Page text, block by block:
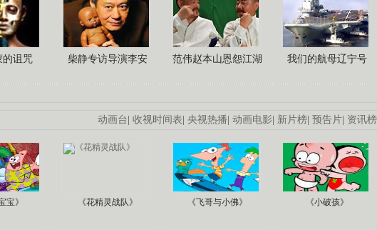
的诅咒 柴静专访导演李安 范伟赵本山恩怨江湖 我们的航母辽宁号
动画台 收视时间表 央视热播 动画电影 新片榜 预告片 资讯榜
宝》 《花精灵战队》 《飞哥与小佛》 《小破孩》